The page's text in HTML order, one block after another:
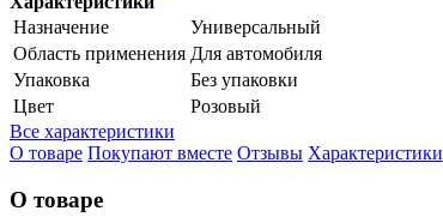
Назначение
Универсальный
Область применения Для автомобиля
Упаковка
Без упаковки
Цвет
Розовый
Все характеристики
О товаре Покупают вместе Отзывы Характеристики
О товаре